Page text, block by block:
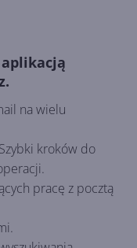
aplikacją
na wielu
kroków do
pracę z pocztą